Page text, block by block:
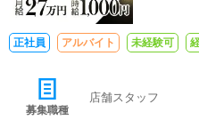
正社員 アルバイト 未経験可
募集職種
店舗スタッフ